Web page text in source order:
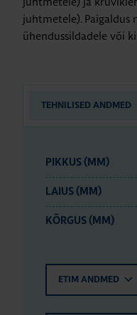
juhtmetele). Paigaldus
ühendussildadele või
TEHNILISED ANDMED
PIKKUS (MM)
LAIUS (MM)
KÕRGUS (MM)
ETIM ANDMED